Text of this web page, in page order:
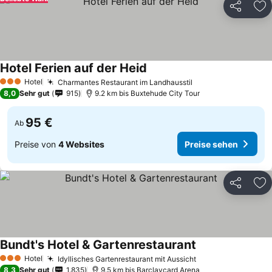
Teilen
3 SterneHotel Charmantes Restaurant im Landhausstil
Hotel Ferien auf der Heid
8,0 Sehr gut 915 9.2 km bis Buxtehude City Tour
Ab 95 €
Preise von 4 Websites Preise sehen
Teilen
3 SterneHotel Idyllisches Gartenrestaurant mit Aussicht
Bundt's Hotel & Gartenrestaurant
8,3 Sehr gut 1.835 9.5 km bis Barclaycard Arena